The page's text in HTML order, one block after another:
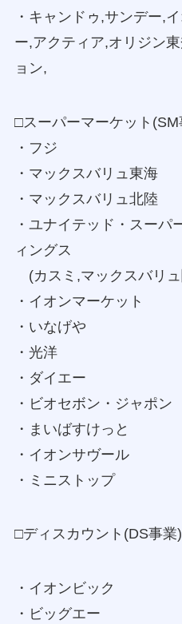
・キャンドゥ,サンデー,
ー,アクティア,オリジン
ョン,
□スーパーマーケット(SM
・フジ
・マックスバリュ東海
・マックスバリュ北陸
・ユナイテッド・スーパ
ィングス
(カスミ,マックスバリ
・イオンマーケット
・いなげや
・光洋
・ダイエー
・ビオセボン・ジャポン
・まいばすけっと
・イオンサヴール
・ミニストップ
□ディスカウント(DS事業)
・イオンビック
・ビッグエー